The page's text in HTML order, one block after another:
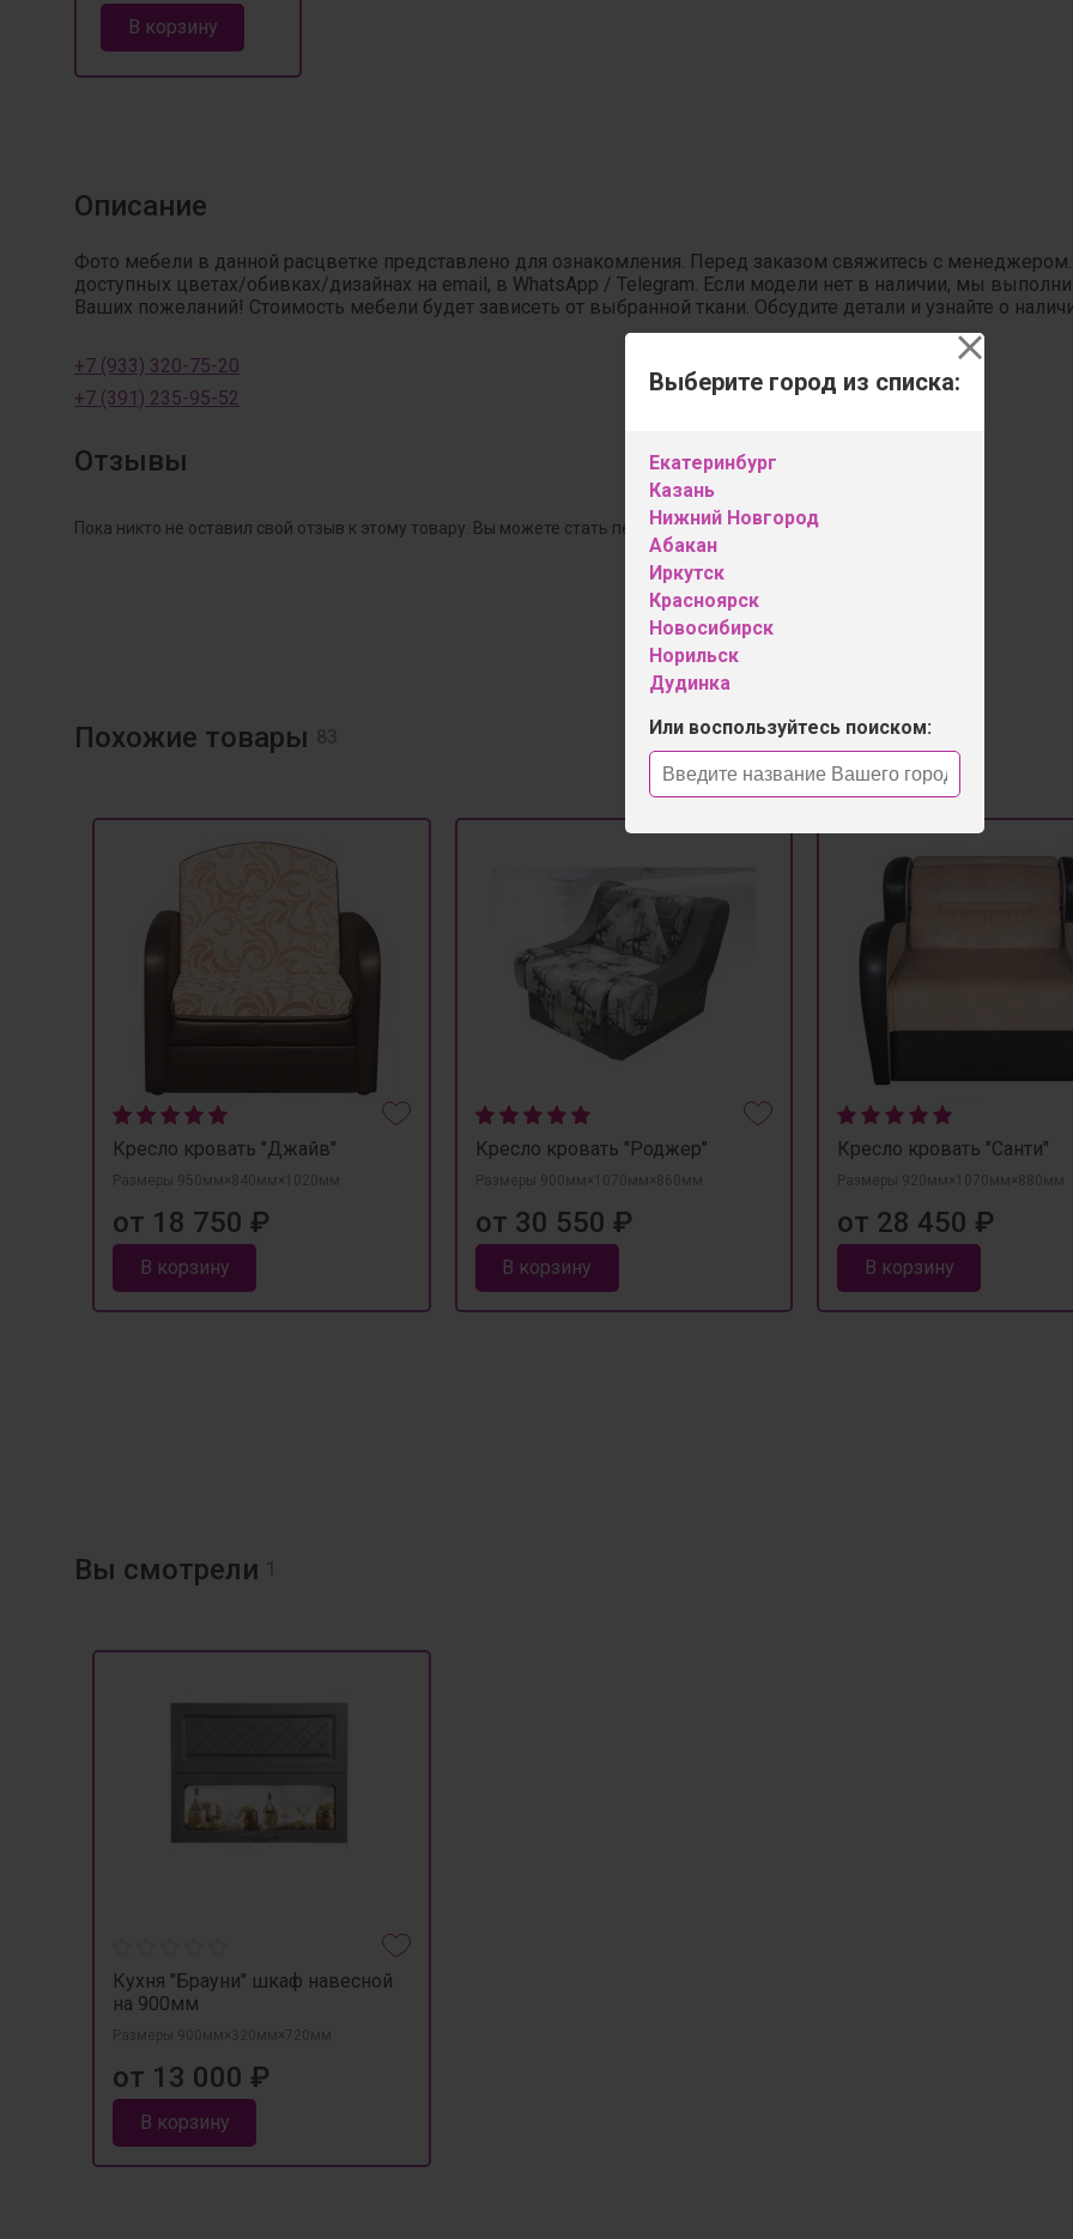
Выберите город из списка:
Екатеринбург
Казань
Нижний Новгород
Абакан
Иркутск
Красноярск
Новосибирск
Норильск
Дудинка
Или воспользуйтесь поиском:
В корзину
Описание
Фото мебели в данной расцветке представлено для ознакомления. Перед заказом свяжитесь с
доступных цветах/обивках/дизайнах на email, в WhatsApp / Telegram. Если модели нет в наличии, мы
Ваших пожеланий! Стоимость мебели будет зависеть от выбранной ткани. Обсудите детали и узнайте о
+7 (933) 320-75-20
+7 (391) 235-95-52
Отзывы
Пока никто не оставил свой отзыв к этому товару. Вы можете стать первым!
Оставить отзыв
Похожие товары
Кресло кровать "Джайв"
Размеры 950мм×840мм×1020мм
от 18 750 ₽
В корзину
Кресло кровать "Роджер"
Размеры 900мм×1070мм×860мм
от 30 550 ₽
В корзину
Кресло кровать "Санти"
Размеры 920мм×1070мм×880мм
от 28 450 ₽
В корзину
Вы смотрели
Кухня "Брауни" шкаф навесной
на 900мм
Размеры 900мм×320мм×720мм
от 13 000 ₽
В корзину